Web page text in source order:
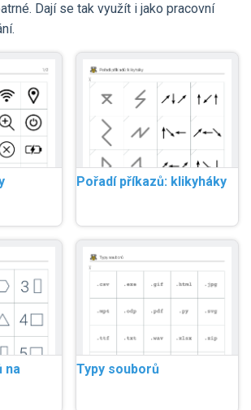
Dají se tak využít i jako pracovní
Pořadí příkazů: klikyháky
na
Typy souborů